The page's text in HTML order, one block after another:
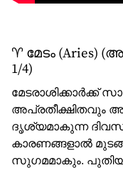
♈ മേടം (Aries)
1/4)
മേടരാശിക്കാർക്ക്
അപ്രതീക്ഷിതവും
ദൃശ്യമാകുന്ന
കാരണങ്ങളാൽ
സുഗമമാകും.